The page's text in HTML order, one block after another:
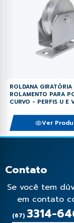
ROLDANA
ROLAMENTO PARA
CURVO - PERFIS U E
Ver
Contato
Se você tem
em contato
(67) 3314-